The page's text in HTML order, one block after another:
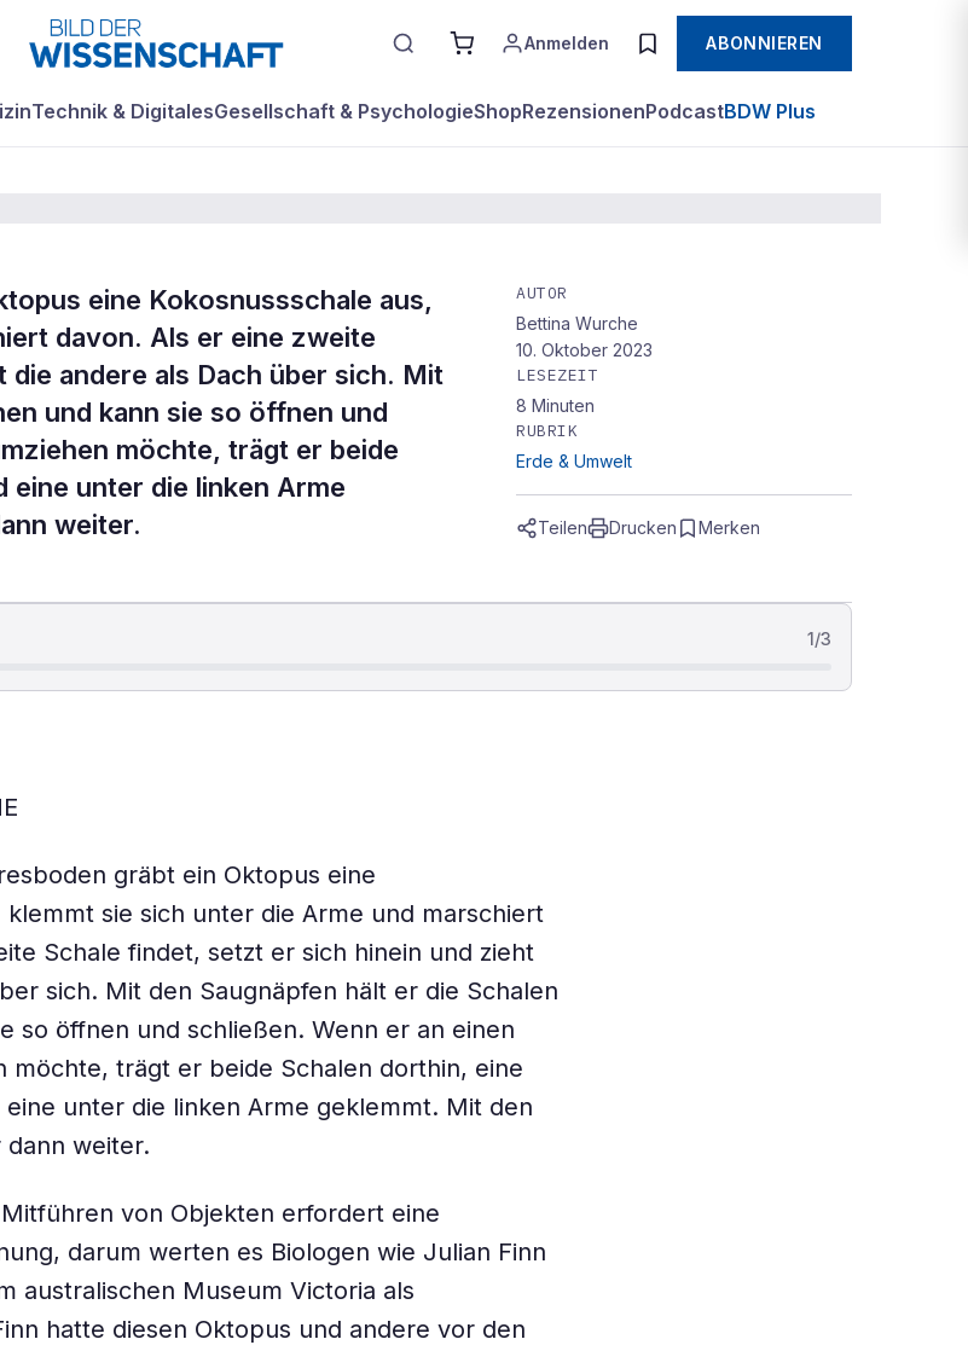
Anmelden ABONNIEREN
Technik & DigitalesGesellschaft & PsychologieShopRezensionenPodcastBDW Plus
eine Kokosnussschale aus,
davon. Als er eine zweite
andere als Dach über sich. Mit
und kann sie so öffnen und
möchte, trägt er beide
eine unter die linken Arme
weiter.
AUTOR
Bettina Wurche
10. Oktober 2023
LESEZEIT
8 Minuten
RUBRIK
Erde & Umwelt
Teilen Drucken Merken
1/3
gräbt ein Oktopus eine
klemmt sie sich unter die Arme und marschiert
Schale findet, setzt er sich hinein und zieht
sich. Mit den Saugnäpfen hält er die Schalen
so öffnen und schließen. Wenn er an einen
möchte, trägt er beide Schalen dorthin, eine
unter die linken Arme geklemmt. Mit den
weiter.
von Objekten erfordert eine
darum werten es Biologen wie Julian Finn
australischen Museum Victoria als
hatte diesen Oktopus und andere vor den